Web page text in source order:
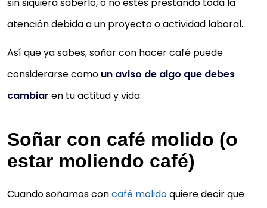
atención debida a un proyecto o actividad laboral.
Así que ya sabes, soñar con hacer café puede
considerarse como un aviso de algo que debes
cambiar en tu actitud y vida.
Soñar con café molido (o
estar moliendo café)
Cuando soñamos concafé molidoquiere decir que